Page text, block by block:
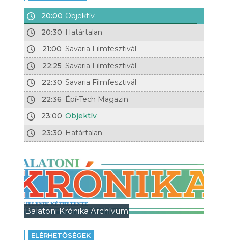
20:00 Objektív
20:30 Határtalan
21:00 Savaria Filmfesztivál
22:25 Savaria Filmfesztivál
22:30 Savaria Filmfesztivál
22:36 Épí-Tech Magazin
23:00 Objektív
23:30 Határtalan
Balatoni Krónika Archívum
ELÉRHETŐSÉGEK